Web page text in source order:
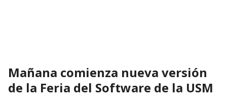
Mañana comienza nueva versión
de la Feria del Software de la USM